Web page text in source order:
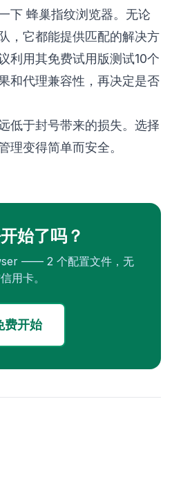
下 蜂巢指纹浏览器。无论
，它都能提供匹配的解决方
利用其免费试用版测试10个
和代理兼容性，再决定是否
低于封号带来的损失。选择
理变得简单而安全。
始了吗？
—— 2 个配置文件，无
用卡。
费开始